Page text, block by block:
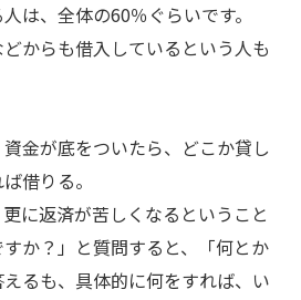
は、全体の60％ぐらいです。
からも借入しているという人も
金が底をついたら、どこか貸し
借りる。
更に返済が苦しくなるということ
か？」と質問すると、「何とか
るも、具体的に何をすれば、い